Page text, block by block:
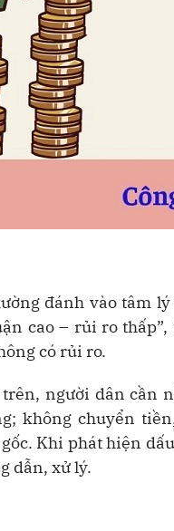
đánh vào tâm
cao – rủi ro
có rủi ro.
người dân cần
không chuyển
Khi phát hiện
dẫn, xử lý.